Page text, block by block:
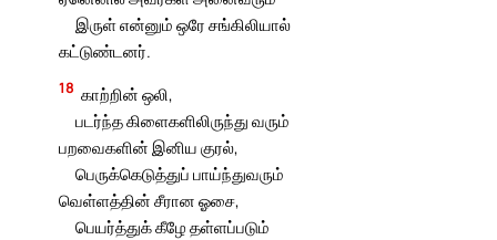
இருள் என்னும் ஒரே சங்கிலியால்
கட்டுண்டனர்.
18 காற்றின் ஒலி,
படர்ந்த கிளைகளிலிருந்து வரும்
பறவைகளின் இனிய குரல்,
பெருக்கெடுத்துப் பாய்ந்துவரும்
வெள்ளத்தின் சீரான ஓசை,
பெயர்த்துக் கீழே தள்ளப்படும்